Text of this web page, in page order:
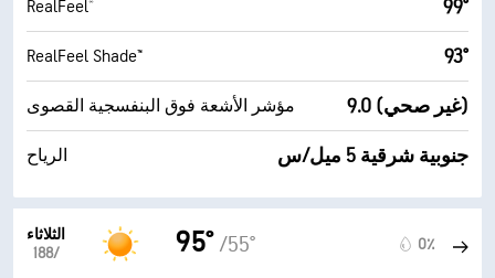
RealFeel® 99°
RealFeel Shade™ 93°
مؤشر الأشعة فوق البنفسجية القصوى 9.0 (غير صحي)
الرياح جنوبية شرقية 5 ميل/س
الثلاثاء
18‏/‏8
95° /55° 0٪